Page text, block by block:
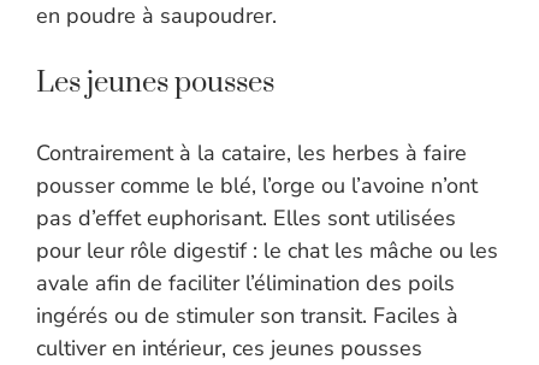
en poudre à saupoudrer.
Les jeunes pousses
Contrairement à la cataire, les herbes à faire
pousser comme le blé, l’orge ou l’avoine n’ont
pas d’effet euphorisant. Elles sont utilisées
pour leur rôle digestif : le chat les mâche ou les
avale afin de faciliter l’élimination des poils
ingérés ou de stimuler son transit. Faciles à
cultiver en intérieur, ces jeunes pousses